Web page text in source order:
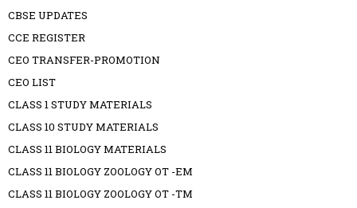
CBSE UPDATES
CCE REGISTER
CEO TRANSFER-PROMOTION
CEO LIST
CLASS 1 STUDY MATERIALS
CLASS 10 STUDY MATERIALS
CLASS 11 BIOLOGY MATERIALS
CLASS 11 BIOLOGY ZOOLOGY OT -EM
CLASS 11 BIOLOGY ZOOLOGY OT -TM